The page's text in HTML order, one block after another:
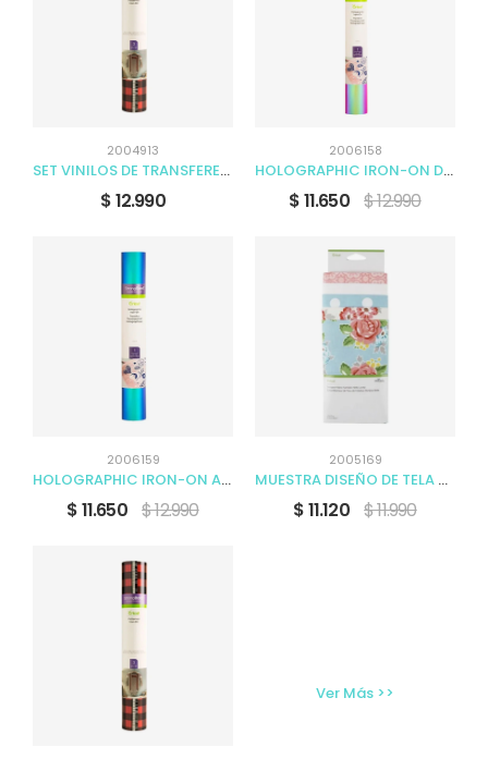
2004913
SET VINILOS DE TRANSFERENCIA TÉRMICA ESTAMPADO
$ 12.990
2006158
HOLOGRAPHIC IRON-ON DAHLIA FUCCIA 30.5 X 61CM
$ 11.650 $ 12.990
2006159
HOLOGRAPHIC IRON-ON AZUL 30.5 X 61CM
$ 11.650 $ 12.990
2005169
MUESTRA DISEÑO DE TELA HELLO LOVELY
$ 11.120 $ 11.990
Ver Más >>